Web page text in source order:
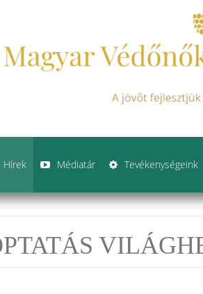
Hírek Médiatár Tevékenységeink